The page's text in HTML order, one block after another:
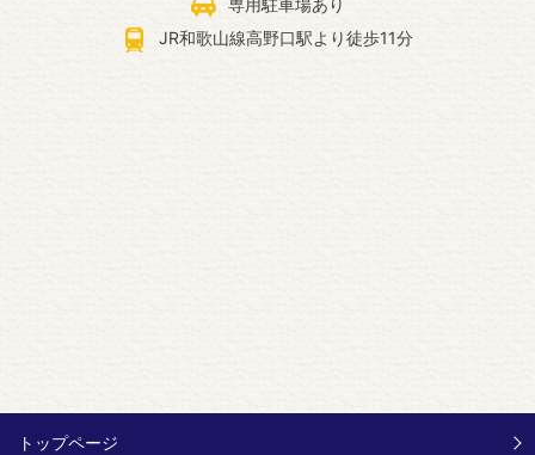
専用駐車場あり
JR和歌山線高野口駅より徒歩11分
トップページ